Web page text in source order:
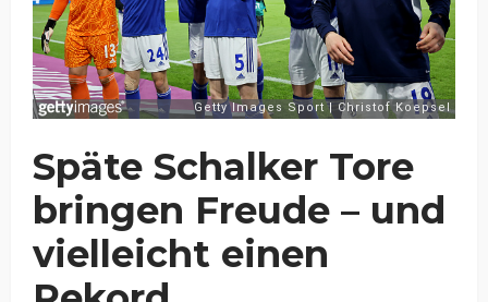
Späte Schalker Tore
bringen Freude – und
vielleicht einen